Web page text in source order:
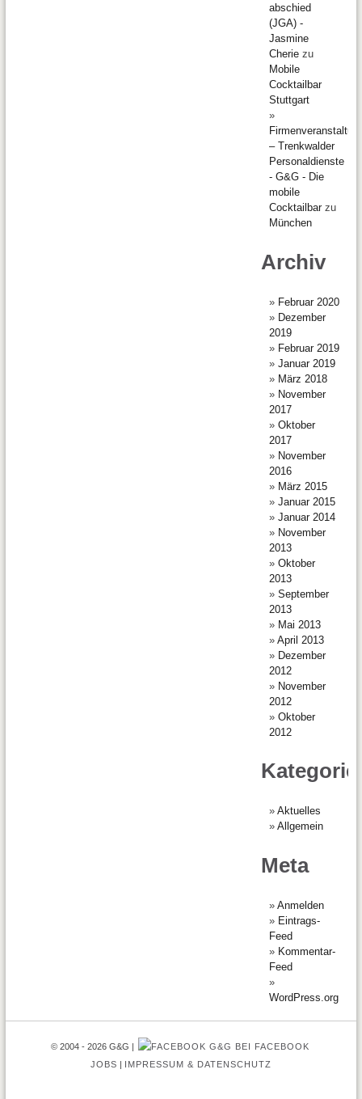
abschied
(JGA) -
Jasmine
Cheriezu
Mobile
Cocktailbar
Stuttgart
– Trenkwalder
Personaldienste
- G&G - Die
mobile
Cocktailbarzu
München
Archiv
Februar 2020
Dezember
2019
Februar 2019
Januar 2019
März 2018
November
2017
Oktober
2017
November
2016
März 2015
Januar 2015
Januar 2014
November
2013
Oktober
2013
September
2013
Mai 2013
April 2013
Dezember
2012
November
2012
Oktober
2012
Aktuelles
Allgemein
Meta
Anmelden
Eintrags-
Feed
Kommentar-
Feed
WordPress.org
© 2004 - 2026 G&G
G&G BEI FACEBOOK
JOBS
IMPRESSUM & DATENSCHUTZ